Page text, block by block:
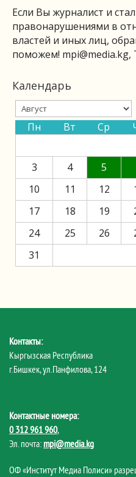
Если Вы журналист и
правонарушениями в
властей и иных лиц,
поможем! mpi@media.kg,
Календарь
Пн Вт Ср
3
4 5
10
11 12
17
18 19
24
25 26
31
Контакты:
Кыргызская Республика
г.Бишкек, ул.Панфилова, 124
Контактные номера:
0 312 961 960,
Эл. почта: mpi@media.kg
ОФ «Институт Медиа Полиси»